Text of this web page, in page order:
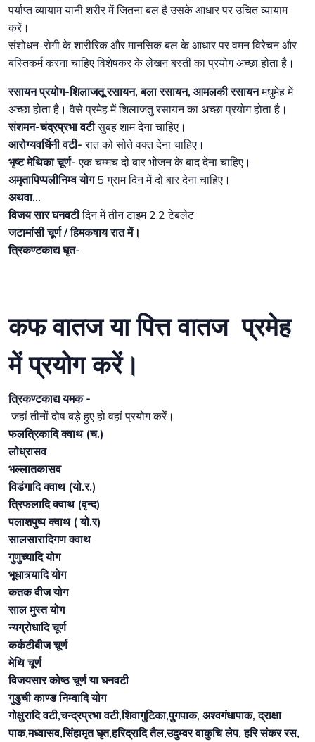
पर्याप्त व्यायाम यानी शरीर में जितना बल है उसके आधार पर उचित व्यायाम
करें।
संशोधन-रोगी के शारीरिक और मानसिक बल के आधार पर वमन विरेचन और
बस्तिकर्म करना चाहिए विशेषकर के लेखन बस्ती का प्रयोग अच्छा होता है।
रसायन प्रयोग-शिलाजतू रसायन, बला रसायन, आमलकी रसायनमधुमेह में
अच्छा होता है। वैसे प्रमेह में शिलाजतु रसायन का अच्छा प्रयोग होता है।
संशमन-चंद्रप्रभा वटीसुबह शाम देना चाहिए।
आरोग्यवर्धिनी वटी-रात को सोते वक्त देना चाहिए।
भृष्ट मेथिका चूर्ण-एक चम्मच दो बार भोजन के बाद देना चाहिए।
अमृतापिप्पलीनिम्व योग5 ग्राम दिन में दो बार देना चाहिए।
अथवा...
विजय सार घनवटीदिन में तीन टाइम 2,2 टेबलेट
जटामांसी चूर्ण / हिमकषाय रात में।
त्रिकण्टकाद्य घृत-
कफ वातज या पित्त वातज प्रमेह
में प्रयोग करें।
त्रिकण्टकाद्य यमक -
जहां तीनों दोष बड़े हुए हो वहां प्रयोग करें।
फलत्रिकादि क्वाथ (च.)
लोध्रासव
भल्लातकासव
विडंगादि क्वाथ (यो.र.)
त्रिफलादि क्वाथ (वृन्द)
पलाशपुष्प क्वाथ ( यो.र)
सालसारादिगण क्वाथ
गुणुच्यादि योग
भूधात्र्यादि योग
कतक वीज योग
साल मुस्त योग
न्यग्रोधादि चूर्ण
कर्कटीबीज चूर्ण
मेथि चूर्ण
विजयसार कोष्ठ चूर्ण या घनवटी
गुडुची काण्ड निम्वादि योग
गोक्षुरादि वटी,चन्द्रप्रभा वटी,शिवागुटिका,पुगपाक, अश्वगंधापाक, द्राक्षा
पाक,मध्वासव,सिंहामृत घृत,हरिद्रादि तैल,उदुम्वर वाकुचि लेप, हरि संकर रस,